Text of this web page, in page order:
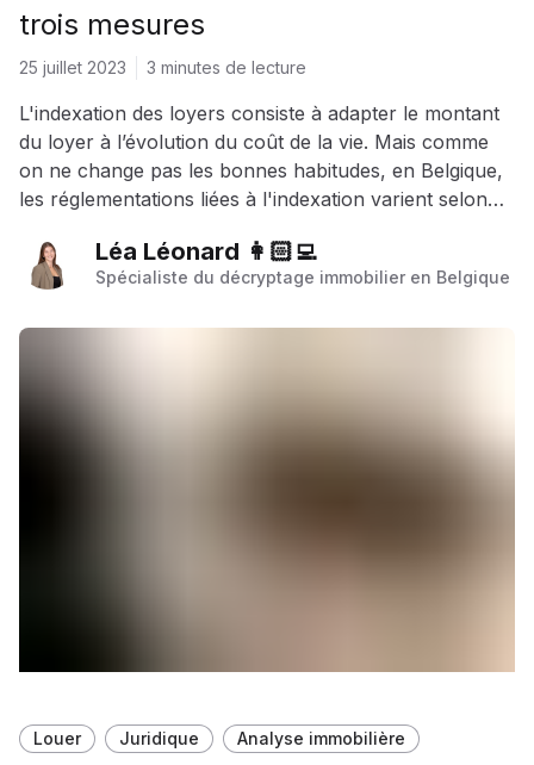
trois mesures
25 juillet 2023 3 minutes de lecture
L'indexation des loyers consiste à adapter le montant
du loyer à l’évolution du coût de la vie. Mais comme
on ne change pas les bonnes habitudes, en Belgique,
les réglementations liées à l'indexation varient selon
Léa Léonard 👩🏻‍💻
Spécialiste du décryptage immobilier en Belgique
Louer Juridique Analyse immobilière